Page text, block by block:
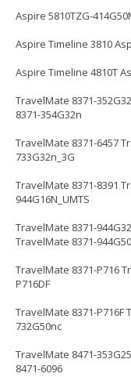
Aspire 5810TZG-
Aspire Timeline 3810
Aspire Timeline 4810T
TravelMate 8371-
8371-354G32n
TravelMate 8371-6457
733G32n_3G
TravelMate 8371-8391
944G16N_UMTS
TravelMate 8371-
TravelMate 8371-
TravelMate 8371-P716
P716DF
TravelMate 8371-P716F
732G50nc
TravelMate 8471-
8471-6096